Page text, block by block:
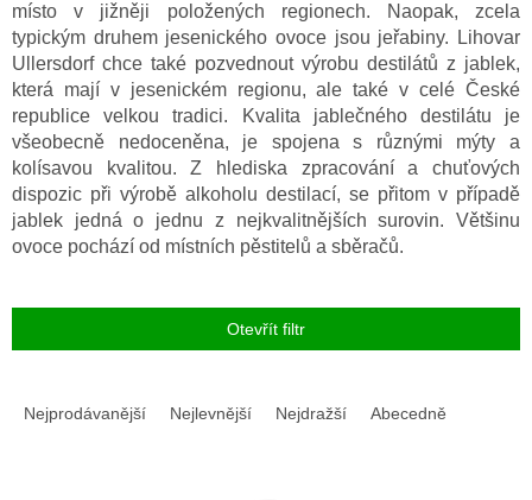
místo v jižněji položených regionech. Naopak, zcela
typickým druhem jesenického ovoce jsou jeřabiny. Lihovar
Ullersdorf chce také pozvednout výrobu destilátů z jablek,
která mají v jesenickém regionu, ale také v celé České
republice velkou tradici. Kvalita jablečného destilátu je
všeobecně nedoceněna, je spojena s různými mýty a
kolísavou kvalitou. Z hlediska zpracování a chuťových
dispozic při výrobě alkoholu destilací, se přitom v případě
jablek jedná o jednu z nejkvalitnějších surovin. Většinu
ovoce pochází od místních pěstitelů a sběračů.
Otevřít filtr
Nejprodávanější Nejlevnější Nejdražší Abecedně